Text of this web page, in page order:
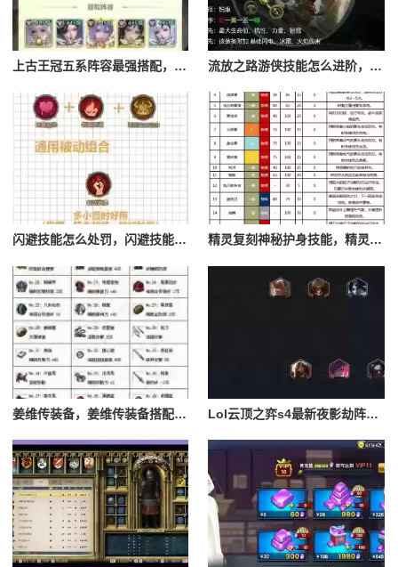
上古王冠五系阵容最强搭配，上古王冠五星排行 流放之路游侠技能怎么进阶，流放之路游侠技能怎么进阶的
闪避技能怎么处罚，闪避技能怎么处罚队友 精灵复刻神秘护身技能，精灵复刻攻略
姜维传装备，姜维传装备搭配一览表最新 Lol云顶之弈s4最新夜影劫阵容搭配，云顶之奕夜影劫阵容